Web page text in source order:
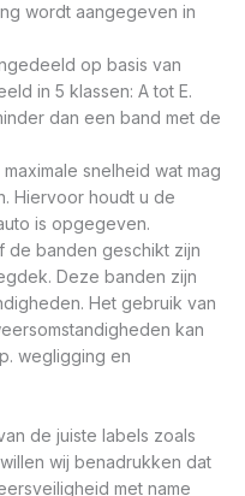
wordt aangegeven in
op basis van
in 5 klassen: A tot E.
dan een band met de
snelheid wat mag
Hiervoor houdt u de
is opgegeven.
de banden geschikt zijn
Deze banden zijn
Het gebruik van
kan
wegligging en
de juiste labels zoals
wij benadrukken dat
met name